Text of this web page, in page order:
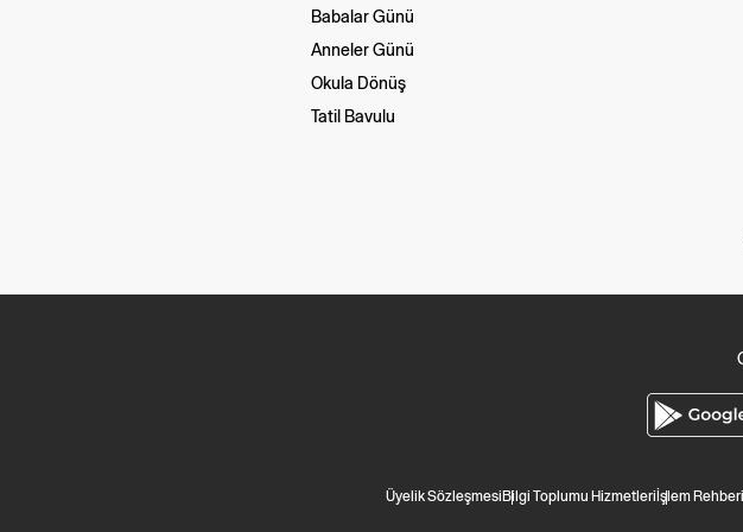
Babalar Günü
Anneler Günü
Okula Dönüş
Tatil Bavulu
Üyelik SözleşmesiBilgi Toplumu Hizmetleriİşlem Rehberi